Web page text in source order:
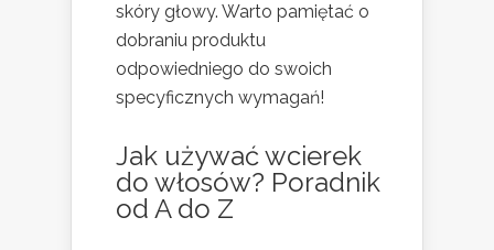
skóry głowy. Warto pamiętać o
dobraniu produktu
odpowiedniego do swoich
specyficznych wymagań!
Jak używać wcierek
do włosów? Poradnik
od A do Z